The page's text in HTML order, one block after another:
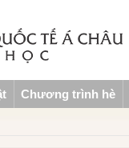
Chương trình hè